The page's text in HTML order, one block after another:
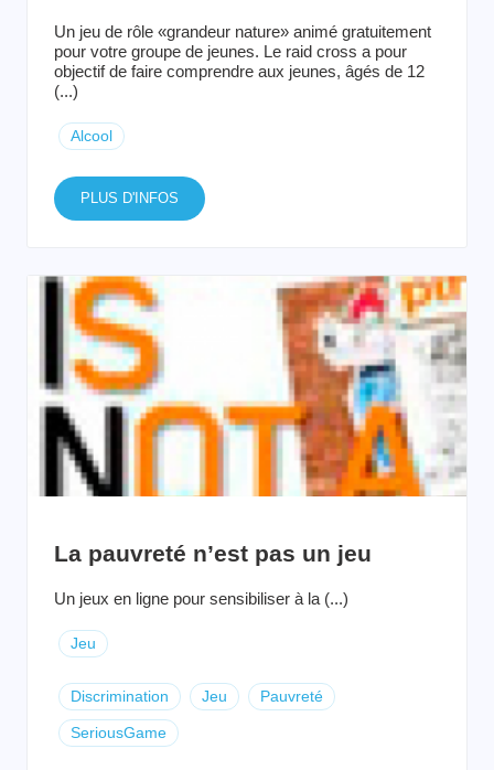
Un jeu de rôle «grandeur nature» animé gratuitement
pour votre groupe de jeunes. Le raid cross a pour
objectif de faire comprendre aux jeunes, âgés de 12
(...)
Alcool
PLUS D'INFOS
La pauvreté n’est pas un jeu
Un jeux en ligne pour sensibiliser à la (...)
Jeu
Discrimination Jeu Pauvreté
SeriousGame